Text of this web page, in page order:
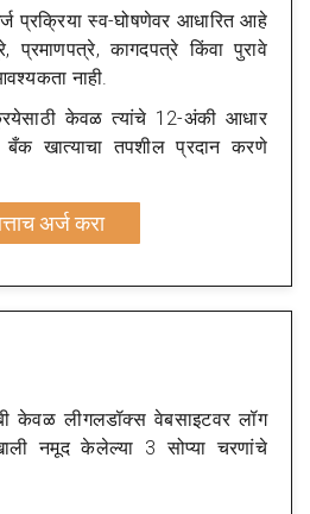
प्रक्रिया स्व-घोषणेवर आधारित आहे
प्रमाणपत्रे, कागदपत्रे किंवा पुरावे
नाही.
केवळ त्यांचे 12-अंकीआधार
खात्याचा तपशीलप्रदान करणे
अर्ज करा
केवळ लीगलडॉक्स वेबसाइटवर लॉग
नमूद केलेल्या 3 सोप्या चरणांचे